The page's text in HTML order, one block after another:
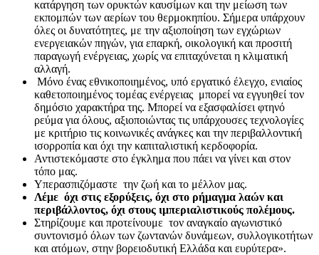
κατάργηση των ορυκτών καυσίμων και την μείωση των
εκπομπών των αερίων του θερμοκηπίου. Σήμερα υπάρχουν
όλες οι δυνατότητες, με την αξιοποίηση των εγχώριων
ενεργειακών πηγών, για επαρκή, οικολογική και προσιτή
παραγωγή ενέργειας, χωρίς να επιταχύνεται η κλιματική
αλλαγή.
Μόνο ένας εθνικοποιημένος, υπό εργατικό έλεγχο, ενιαίος
καθετοποιημένος τομέας ενέργειας μπορεί να εγγυηθεί τον
δημόσιο χαρακτήρα της. Μπορεί να εξασφαλίσει φτηνό
ρεύμα για όλους, αξιοποιώντας τις υπάρχουσες τεχνολογίες
με κριτήριο τις κοινωνικές ανάγκες και την περιβαλλοντική
ισορροπία και όχι την καπιταλιστική κερδοφορία.
Αντιστεκόμαστε στο έγκλημα που πάει να γίνει και στον
τόπο μας.
Υπερασπιζόμαστε την ζωή και το μέλλον μας.
Λέμε όχι στις εξορύξεις, όχι στο ρήμαγμα λαών και
περιβάλλοντος, όχι στους ιμπεριαλιστικούς πολέμους.
Στηρίζουμε και προτείνουμε τον αναγκαίο αγωνιστικό
συντονισμό όλων των ζωντανών δυνάμεων, συλλογικοτήτων
και ατόμων, στην βορειοδυτική Ελλάδα και ευρύτερα».